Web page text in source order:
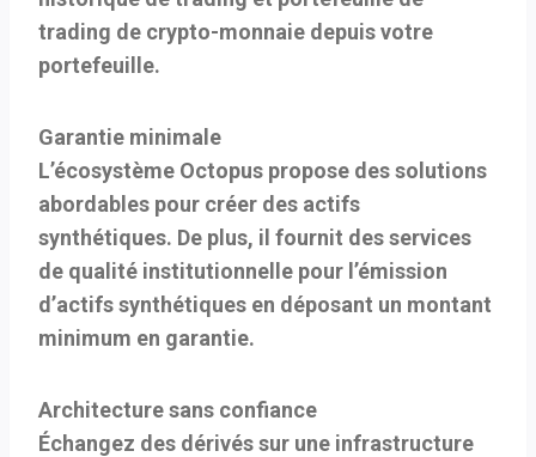
trading de crypto-monnaie depuis votre
portefeuille.
Garantie minimale
L’écosystème Octopus propose des solutions
abordables pour créer des actifs
synthétiques. De plus, il fournit des services
de qualité institutionnelle pour l’émission
d’actifs synthétiques en déposant un montant
minimum en garantie.
Architecture sans confiance
Échangez des dérivés sur une infrastructure